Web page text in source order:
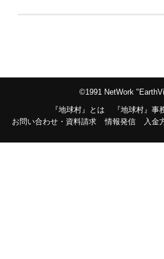
©1991 NetWork
『地球村』とは
『地球村』事
お問い合わせ・資料請求
情報発信 入金